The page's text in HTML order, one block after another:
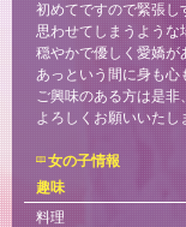
初めてですので緊張し
思わせてしまうような
穏やかで優しく愛嬌が
あっという間に身も心
ご興味のある方は是非
よろしくお願いいたし
女の子情報
趣味
料理